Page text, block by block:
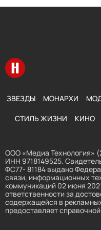
Перейти на главную
ЗВЕЗДЫ МОНАРХИ
СТИЛЬ ЖИЗНИ КИНО
ООО «Медиа Технология»
ИНН 9718149525.
ФС77- 81184 выдано
связи, информационных
коммуникаций 02 июня
ответственности за
содержащейся в
предоставляет